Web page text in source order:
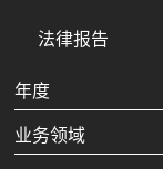
法律报告
年度
业务领域